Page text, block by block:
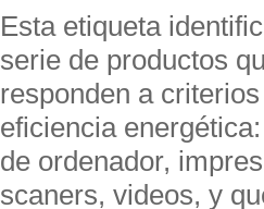
Esta etiqueta
serie de productos
responden a
eficiencia
de ordenador,
scaners, videos, y